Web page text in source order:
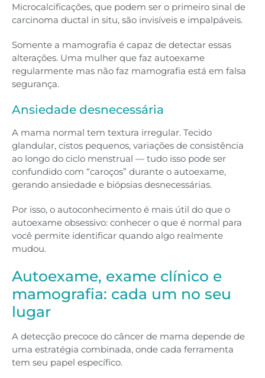
Microcalcificações, que podem ser o primeiro sinal de
carcinoma ductal in situ, são invisíveis e impalpáveis.
Somente a mamografia é capaz de detectar essas
alterações. Uma mulher que faz autoexame
regularmente mas não faz mamografia está em falsa
segurança.
Ansiedade desnecessária
A mama normal tem textura irregular. Tecido
glandular, cistos pequenos, variações de consistência
ao longo do ciclo menstrual — tudo isso pode ser
confundido com “caroços” durante o autoexame,
gerando ansiedade e biópsias desnecessárias.
Por isso, o autoconhecimento é mais útil do que o
autoexame obsessivo: conhecer o que é normal para
você permite identificar quando algo realmente
mudou.
Autoexame, exame clínico e
mamografia: cada um no seu
lugar
A detecção precoce do câncer de mama depende de
uma estratégia combinada, onde cada ferramenta
tem seu papel específico.